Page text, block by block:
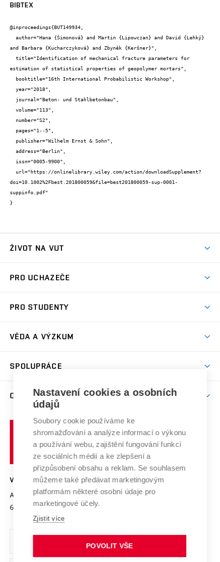
BIBTEX
@inproceedings{BUT149934,
and Barbara {Kucharczyková} and Zbyněk {Keršner}",
estimation of statistical properties of geopolymer mortars",
doi=10.1002%2Fbest.201800059&file=best201800059-sup-0001-
suppinfo.pdf"
}
ŽIVOT NA VUT
Koleje
Sport na VUT
PRO UCHAZEČE
Dny otevřených dveří
Celoživotní vzdělávání
E-přihláška
PRO STUDENTY
Harmonogram akademického roku
Závěrečné práce
Doktorské studium
Zpracování osobních údajů studentů
Sociální bezpečí
Studium bez bariér
Podpora podnikání
VĚDA A VÝZKUM
Mezinárodní vědecká rada
Systém zajišťování kvality výzkumu
Výzkumné infrastruktury
Transfer znalostí
Open Science
Projekty
Projekty ze strukturálních fondů
Specifický výzkum
SPOLUPRÁCE
Firemní spolupráce
Zahraniční spolupráce
Spolupráce se školami
Mezinárodní dohody
Univerzitní sítě
O UNIVERZITĚ
Profil univerzity
Udržitelná univerzita
Podnikavá univerzita / ContriBUTe
Bezpečná univerzita
Vyznamenání
Organizační struktura
Ochrana osobních údajů
učení
technické
Brně
VYSOKÉ UČENÍ TECHNICKÉ V BRNĚ
Antonínská 548/1
602 00 Brno
www.vut.cz
vut@vutbr.cz
Nastavení cookies a osobních
údajů
Soubory cookie používáme ke
shromažďování a analýze informací o výkonu
a používání webu, zajištění fungování funkcí
ze sociálních médií a ke zlepšení a
přizpůsobení obsahu a reklam. Se souhlasem
můžeme také předávat marketingovým
platformám některé osobní údaje pro
marketingové účely.
Zjistit více
POVOLIT VŠE